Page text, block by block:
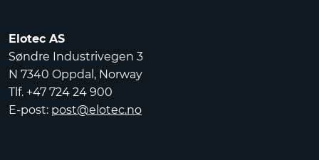
Elotec AS
Søndre Industrivegen 3
N 7340 Oppdal, Norway
Tlf. +47 724 24 900
E-post: post@elotec.no